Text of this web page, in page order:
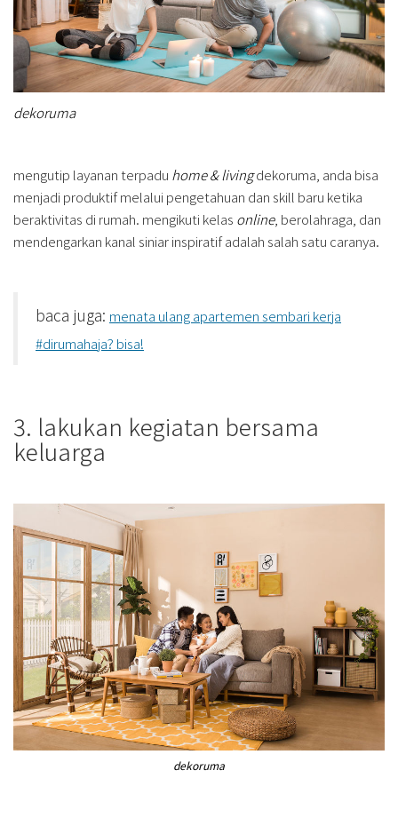
dekoruma
mengutip layanan terpadu home & livingdekoruma, anda bisa
menjadi produktif melalui pengetahuan dan skill baru ketika
beraktivitas di rumah. mengikuti kelas online, berolahraga, dan
mendengarkan kanal siniar inspiratif adalah salah satu caranya.
baca juga: menata ulang apartemen sembari kerja
#dirumahaja? bisa!
3. lakukan kegiatan bersama
keluarga
dekoruma